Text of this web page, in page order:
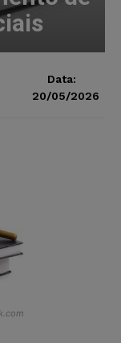
Data:
20/05/2026